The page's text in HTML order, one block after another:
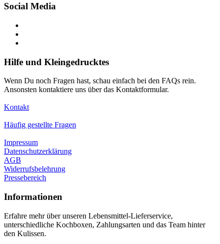
Social Media
Hilfe und Kleingedrucktes
Wenn Du noch Fragen hast, schau einfach bei den FAQs rein.
Ansonsten kontaktiere uns über das Kontaktformular.
Kontakt
Häufig gestellte Fragen
Impressum
Datenschutzerklärung
AGB
Widerrufsbelehrung
Pressebereich
Informationen
Erfahre mehr über unseren Lebensmittel-Lieferservice,
unterschiedliche Kochboxen, Zahlungsarten und das Team hinter
den Kulissen.